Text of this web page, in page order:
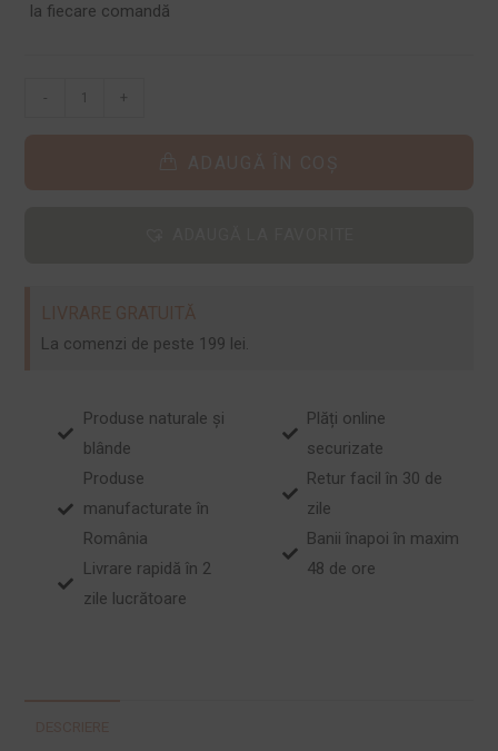
la fiecare comandă
- +
LIVRARE GRATUITĂ
La comenzi de peste 199 lei.
Produse naturale și
blânde
Produse
manufacturate în
România
Livrare rapidă în 2
zile lucrătoare
Plăți online
securizate
Retur facil în 30 de
zile
Banii înapoi în maxim
48 de ore